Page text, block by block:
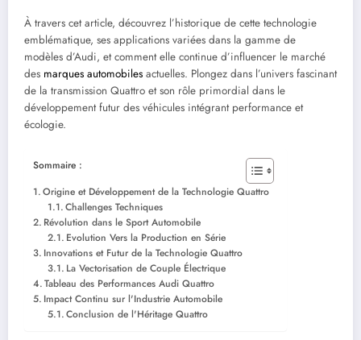
À travers cet article, découvrez l’historique de cette technologie
emblématique, ses applications variées dans la gamme de
modèles d’Audi, et comment elle continue d’influencer le marché
des marques automobiles actuelles. Plongez dans l’univers fascinant
de la transmission Quattro et son rôle primordial dans le
développement futur des véhicules intégrant performance et
écologie.
Sommaire :
Origine et Développement de la Technologie Quattro
Challenges Techniques
Révolution dans le Sport Automobile
Evolution Vers la Production en Série
Innovations et Futur de la Technologie Quattro
La Vectorisation de Couple Électrique
Tableau des Performances Audi Quattro
Impact Continu sur l'Industrie Automobile
Conclusion de l'Héritage Quattro